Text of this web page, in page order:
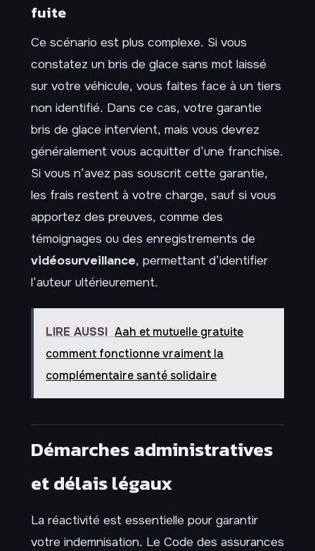
fuite
Ce scénario est plus complexe. Si vous
constatez un bris de glace sans mot laissé
sur votre véhicule, vous faites face à un tiers
non identifié. Dans ce cas, votre garantie
bris de glace intervient, mais vous devrez
généralement vous acquitter d’une franchise.
Si vous n’avez pas souscrit cette garantie,
les frais restent à votre charge, sauf si vous
apportez des preuves, comme des
témoignages ou des enregistrements de
vidéosurveillance, permettant d’identifier
l’auteur ultérieurement.
LIRE AUSSI Aah et mutuelle gratuite
comment fonctionne vraiment la
complémentaire santé solidaire
Démarches administratives
et délais légaux
La réactivité est essentielle pour garantir
votre indemnisation. Le Code des assurances